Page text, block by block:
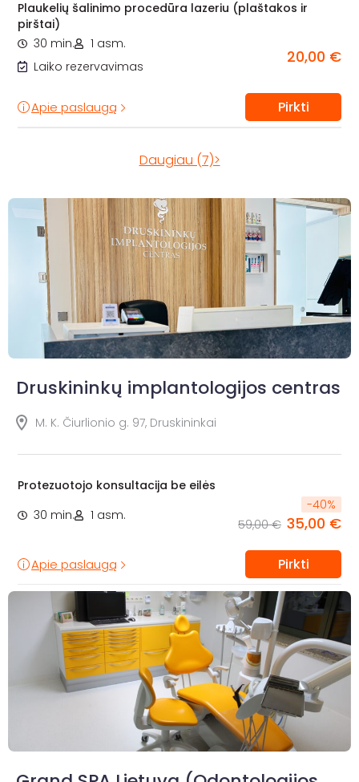
Plaukelių šalinimo procedūra lazeriu (plaštakos ir
pirštai)
30 min.
1 asm.
Laiko rezervavimas
20,00 €
Apie paslaugą Pirkti
Daugiau (7)>
Druskininkų implantologijos centras
M. K. Čiurlionio g. 97, Druskininkai
Protezuotojo konsultacija be eilės
30 min.
1 asm.
-40%
59,00 € 35,00 €
Apie paslaugą Pirkti